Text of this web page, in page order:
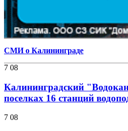
СМИ о Калининграде
7 08
Калининградский
поселках 16 станций
7 08